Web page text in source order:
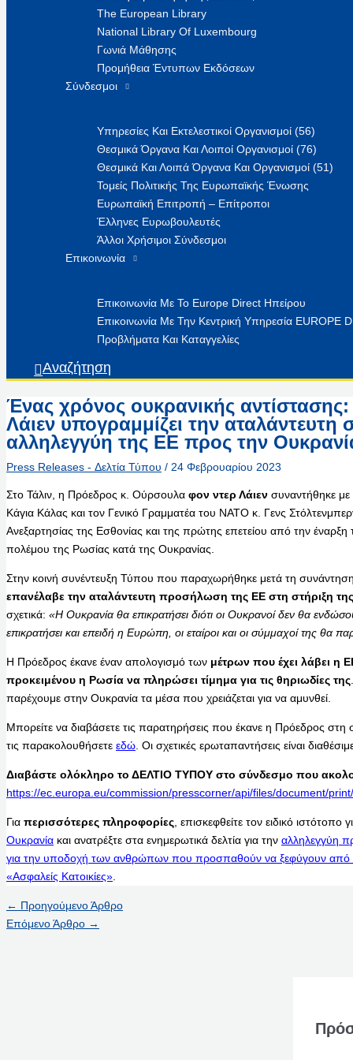
The European Library
National Library Of Luxembourg
Γωνιά Μάθησης
Προμήθεια Έντυπων Εκδόσεων
Σύνδεσμοι
Υπηρεσίες Και Εκτελεστικοί Οργανισμοί (56)
Θεσμικά Όργανα Και Λοιποί Οργανισμοί (76)
Θεσμικά Και Λοιπά Όργανα Και Οργανισμοί (51)
Τομείς Πολιτικής Της Ευρωπαϊκής Ένωσης
Ευρωπαϊκή Επιτροπή – Επίτροποι
Έλληνες Ευρωβουλευτές
Άλλοι Χρήσιμοι Σύνδεσμοι
Επικοινωνία
Επικοινωνία Με Το Europe Direct Ηπείρου
Επικοινωνία Με Την Κεντρική Υπηρεσία EUROPE
Προβλήματα Και Καταγγελίες
Αναζήτηση
Ένας χρόνος ουκρανικής
Λάιεν υπογραμμίζει την αταλάντευτη
αλληλεγγύη της ΕΕ προς την
Press Releases - Δελτία Τύπου / 24 Φεβρουαρίου 2023
Στο Τάλιν, η Πρόεδρος κ. Ούρσουλα φον ντερ Λάιεν συναντήθηκε
Κάγια Κάλας και τον Γενικό Γραμματέα του ΝΑΤΟ κ. Γενς
Ανεξαρτησίας της Εσθονίας και της πρώτης επετείου από την
πολέμου της Ρωσίας κατά της Ουκρανίας.
Στην κοινή συνέντευξη Τύπου που παραχωρήθηκε μετά τη
επανέλαβε την αταλάντευτη προσήλωση της ΕΕ στη στήριξη
σχετικά: «Η Ουκρανία θα επικρατήσει διότι οι Ουκρανοί δεν θα
επικρατήσει και επειδή η Ευρώπη, οι εταίροι και οι σύμμαχοί της θα
Η Πρόεδρος έκανε έναν απολογισμό των μέτρων που έχει λάβει η
προκειμένου η Ρωσία να πληρώσει τίμημα για τις θηριωδίες της
παρέχουμε στην Ουκρανία τα μέσα που χρειάζεται για να αμυνθεί.
Μπορείτε να διαβάσετε τις παρατηρήσεις που έκανε η Πρόεδρος στη
τις παρακολουθήσετε εδώ . Οι σχετικές ερωταπαντήσεις είναι
Διαβάστε ολόκληρο το ΔΕΛΤΙΟ ΤΥΠΟΥ στο σύνδεσμο που
https://ec.europa.eu/commission/presscorner/api/files/document/
Για περισσότερες πληροφορίες , επισκεφθείτε τον ειδικό ιστότοπο
Ουκρανία και ανατρέξτε στα ενημερωτικά δελτία για την αλληλεγγύη
για την υποδοχή των ανθρώπων που προσπαθούν να ξεφύγουν από
«Ασφαλείς Κατοικίες»
← Προηγούμενο Άρθρο
Επόμενο Άρθρο →